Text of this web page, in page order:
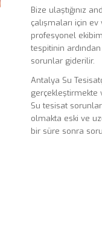
Bize ulaştığınız
çalışmaları için
profesyonel
tespitinin
sorunlar giderilir.
Antalya Su
gerçekleştirmekte
Su tesisat
olmakta eski ve
bir süre sonra